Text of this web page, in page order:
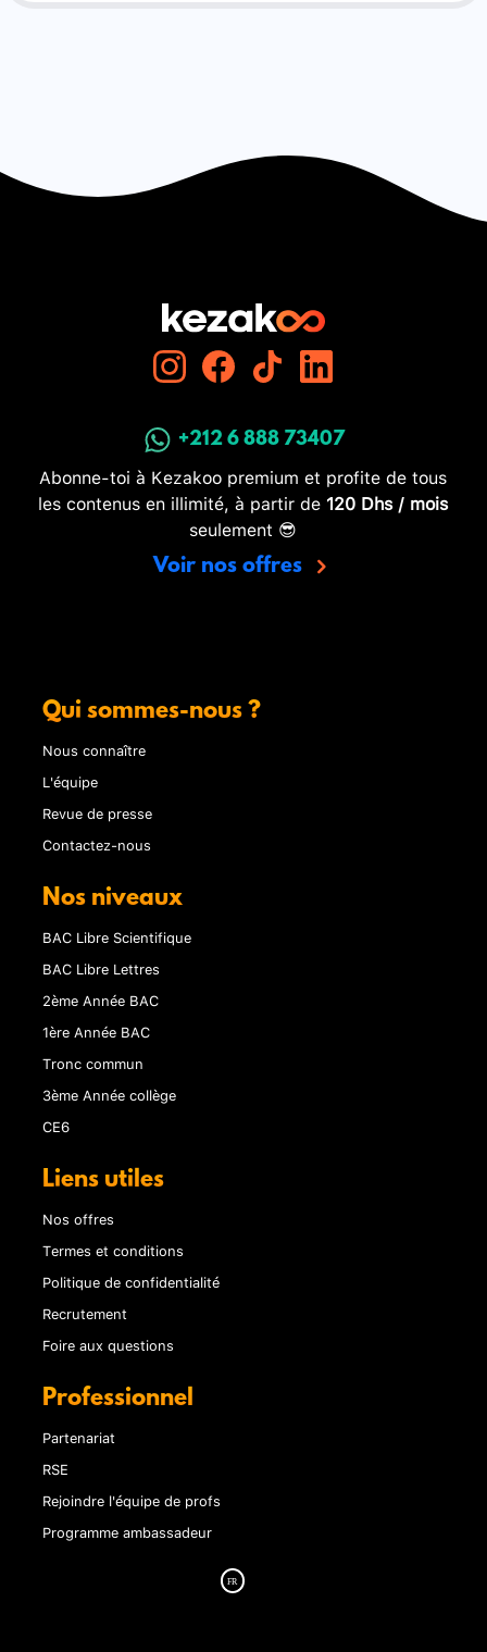
+212 6 888 73407
Abonne-toi à Kezakoo premium et profite de tous
les contenus en illimité, à partir de 120 Dhs / mois
seulement 😎
Voir nos offres
Qui sommes-nous ?
Nous connaître
L'équipe
Revue de presse
Contactez-nous
Nos niveaux
BAC Libre Scientifique
BAC Libre Lettres
2ème Année BAC
1ère Année BAC
Tronc commun
3ème Année collège
CE6
Liens utiles
Nos offres
Termes et conditions
Politique de confidentialité
Recrutement
Foire aux questions
Professionnel
Partenariat
RSE
Rejoindre l'équipe de profs
Programme ambassadeur